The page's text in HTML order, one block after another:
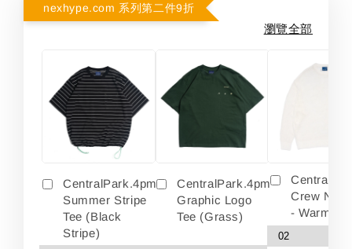
nexhype.com 系列第二件9折
瀏覽全部
CentralPark.4pm
Summer Stripe
Tee (Black
Stripe)
CentralPark.4pm
Graphic Logo
Tee (Grass)
Crew
- Warm